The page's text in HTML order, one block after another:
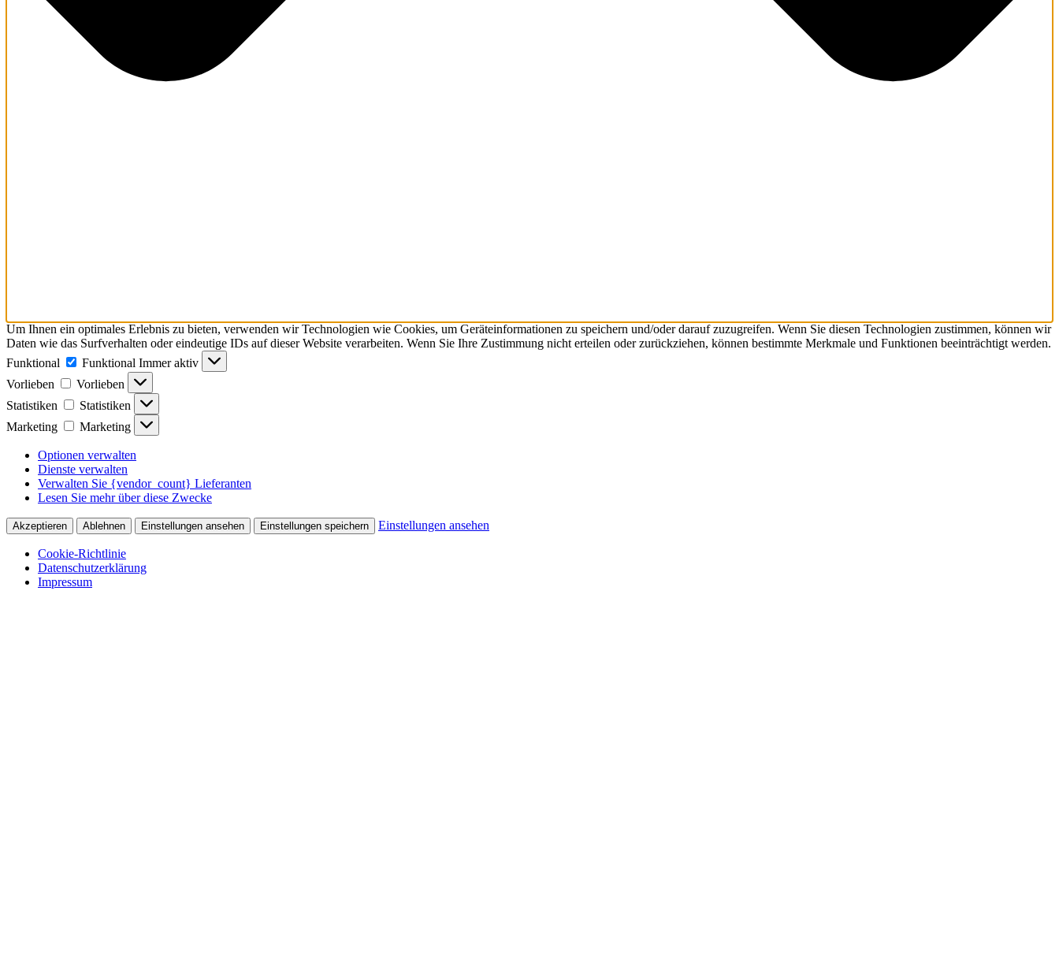
Um Ihnen ein optimales Erlebnis zu bieten, verwenden wir Technologien wie Cookies, um Geräteinformationen zu speichern und/oder darauf zuzugreifen. Wenn Sie diesen Technologien zustimmen, können wir
Daten wie das Surfverhalten oder eindeutige IDs auf dieser Website verarbeiten. Wenn Sie Ihre Zustimmung nicht erteilen oder zurückziehen, können bestimmte Merkmale und Funktionen beeinträchtigt werden.
Funktional
Funktional Immer aktiv
Vorlieben
Vorlieben
Statistiken
Statistiken
Marketing
Marketing
Optionen verwalten
Dienste verwalten
Verwalten Sie {vendor_count} Lieferanten
Lesen Sie mehr über diese Zwecke
Akzeptieren Ablehnen Einstellungen ansehen Einstellungen speichern Einstellungen ansehen
Cookie-Richtlinie
Datenschutzerklärung
Impressum